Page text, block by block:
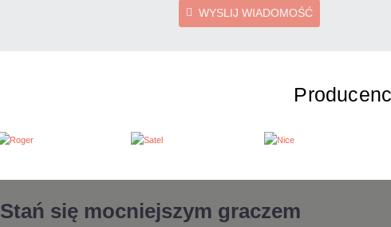
WYSLIJ WIADOMOŚĆ
Stań się mocniejszym graczem